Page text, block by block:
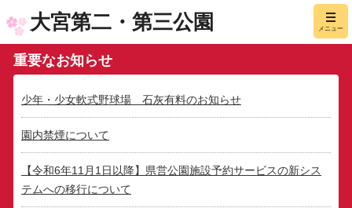
大宮第二・第三公園 メニュー
重要なお知らせ
少年・少女軟式野球場 石灰有料のお知らせ
園内禁煙について
【令和6年11月1日以降】県営公園施設予約サービスの新シス
テムへの移行について